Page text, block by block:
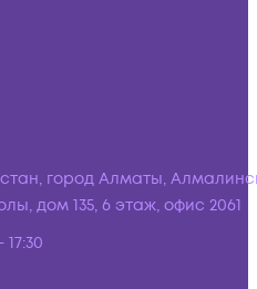
город Алматы,
дом 135, 6 этаж, офис 2061